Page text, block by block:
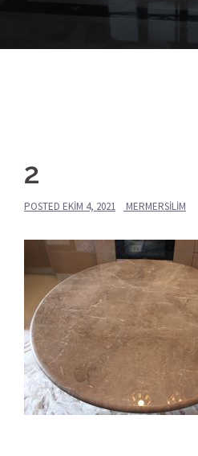
2
POSTED EKIM 4, 2021 MERMERSILIM